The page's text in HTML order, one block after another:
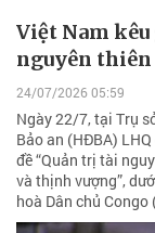
Việt Nam
nguyên
24/07/2026 05:59
Ngày 22/7, tại Trụ
Bảo an (HĐBA)
đề “Quản trị tài
và thịnh vượng”,
hoà Dân chủ